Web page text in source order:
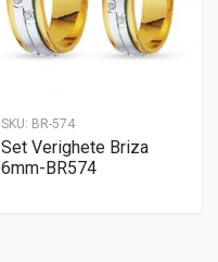
SKU: BR-574
Set Verighete Briza
6mm-BR574